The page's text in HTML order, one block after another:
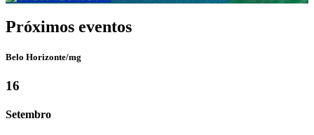
Próximos eventos
Belo Horizonte/mg
16
Setembro